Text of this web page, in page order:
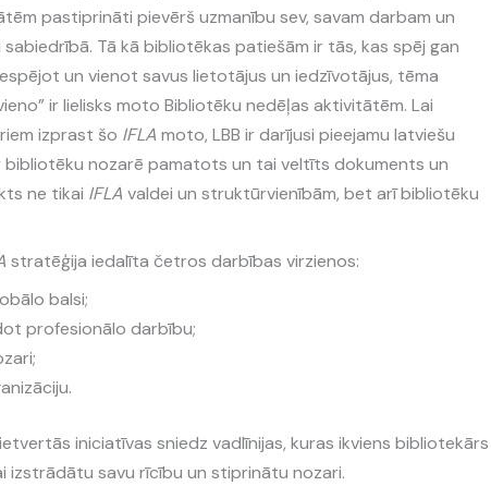
pastiprināti pievērš uzmanību sev, savam darbam un
Tā kā bibliotēkas patiešām ir tās, kas spēj gan
un vienot savus lietotājus un iedzīvotājus, tēma
ir lielisks moto Bibliotēku nedēļas aktivitātēm. Lai
izprast šo IFLA moto, LBB ir darījusi pieejamu latviešu
bibliotēku nozarē pamatots un tai veltīts dokuments un
ne tikai IFLA valdei un struktūrvienībām, bet arī bibliotēku
stratēģija iedalīta četros darbības virzienos:
balsi;
profesionālo darbību;
iniciatīvas sniedz vadlīnijas, kuras ikviens bibliotekārs
izstrādātu savu rīcību un stiprinātu nozari.